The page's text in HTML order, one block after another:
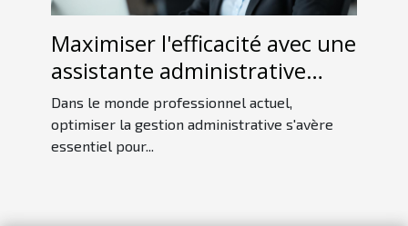
Maximiser l'efficacité avec une
assistante administrative
indépendante
Dans le monde professionnel actuel,
optimiser la gestion administrative s'avère
essentiel pour...